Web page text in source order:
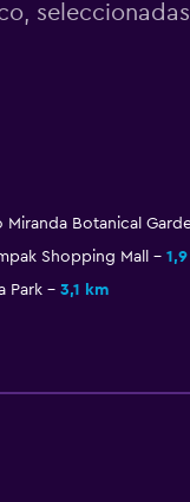
Miranda Botanical
Shopping Mall
Park 3,1 km